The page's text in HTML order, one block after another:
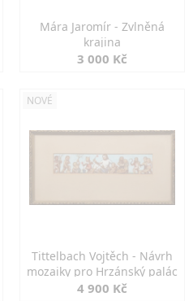
Mára Jaromír - Zvlněná
krajina
3 000 Kč
NOVÉ
Tittelbach Vojtěch - Návrh
mozaiky pro Hrzánský palác
4 900 Kč